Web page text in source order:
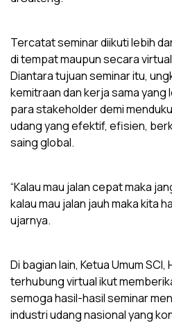
Tercatat seminar diikuti lebih
di tempat maupun secara
Diantara tujuan seminar itu,
kemitraan dan kerja sama yang
para stakeholder demi
udang yang efektif, efisien,
saing global.
“Kalau mau jalan cepat maka
kalau mau jalan jauh maka kita
ujarnya.
Di bagian lain, Ketua Umum SCI,
terhubung virtual ikut
semoga hasil-hasil seminar
industri udang nasional yang